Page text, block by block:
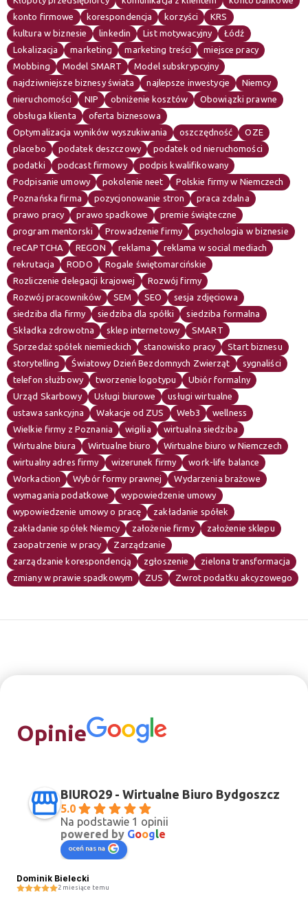
konto firmowe
korespondencja korzyści
KRS
kultura w biznesie
linkedin List motywacyjny
Łódź
Lokalizacja
marketing marketing treści
miejsce pracy
Mobbing
Model SMART
Model subskrypcyjny
najdziwniejsze biznesy świata
najlepsze inwestycje
Niemcy
nieruchomości
NIP obniżenie kosztów
Obowiązki prawne
obsługa klienta
oferta biznesowa
Optymalizacja wyników wyszukiwania
oszczędność
OZE
placebo
podatek deszczowy
podatek od nieruchomości
podatki
podcast firmowy
podpis kwalifikowany
Podpisanie umowy
pokolenie neet
Polskie firmy w Niemczech
Poznańska firma
pozycjonowanie stron
praca zdalna
prawo pracy
prawo spadkowe
premie świąteczne
program mentorski
Prowadzenie firmy
psychologia w biznesie
reCAPTCHA
REGON reklama
reklama w social mediach
rekrutacja
RODO
Rogale świętomarcińskie
Rozliczenie delegacji krajowej
Rozwój firmy
Rozwój pracowników
SEM SEO
sesja zdjęciowa
siedziba dla firmy
siedziba dla spółki
siedziba formalna
Składka zdrowotna
sklep internetowy
SMART
Sprzedaż spółek niemieckich
stanowisko pracy
Start biznesu
storytelling
Światowy Dzień Bezdomnych Zwierząt
sygnaliści
telefon służbowy
tworzenie logotypu
Ubiór formalny
Urząd Skarbowy
Usługi biurowe
usługi wirtualne
ustawa sankcyjna
Wakacje od ZUS Web3
wellness
Wielkie firmy z Poznania
wigilia
wirtualna siedziba
Wirtualne biura
Wirtualne biuro
Wirtualne biuro w Niemczech
wirtualny adres firmy
wizerunek firmy
work-life balance
Workaction
Wybór formy prawnej
Wydarzenia brażowe
wymagania podatkowe
wypowiedzenie umowy
wypowiedzenie umowy o pracę
zakładanie spółek
zakładanie spółek Niemcy
założenie firmy
założenie sklepu
zaopatrzenie w pracy
Zarządzanie
zarządzanie korespondencją
zgłoszenie
zielona transformacja
zmiany w prawie spadkowym
ZUS Zwrot podatku akcyzowego
Opinie
BIURO29 - Wirtualne Biuro Bydgoszcz
5.0
Na podstawie 1 opinii
powered by Google
oceń nas na
Dominik Bielecki
2 miesiące temu